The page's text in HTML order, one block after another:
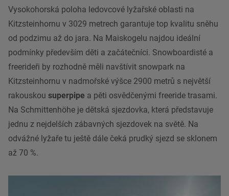
Vysokohorská poloha ledovcové lyžařské oblasti na
Kitzsteinhornu v 3029 metrech garantuje top kvalitu sněhu
od podzimu až do jara. Na Maiskogelu najdou ideální
podmínky především děti a začátečníci. Snowboardisté a
freerideři by rozhodně měli navštívit snowpark na
Kitzsteinhornu v nadmořské výšce 2900 metrů s největší
rakouskou superpipe a pěti osvědčenými freeride trasami.
Na Schmittenhöhe je dětská sjezdovka, která představuje
jednu z nejdelších zábavných sjezdovek na světě. Na
odvážné lyžaře tu ještě dále čeká prudký sjezd se sklonem
až 70 %.